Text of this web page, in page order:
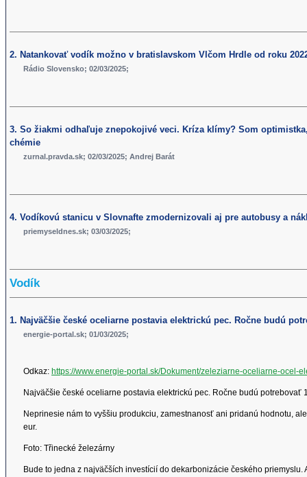
2. Natankovať vodík možno v bratislavskom Vlčom Hrdle od roku
Rádio Slovensko; 02/03/2025;
3. So žiakmi odhaľuje znepokojivé veci. Kríza klímy? Som
chémie
zurnal.pravda.sk; 02/03/2025; Andrej Barát
4. Vodíkovú stanicu v Slovnafte zmodernizovali aj pre autobusy a
priemyseldnes.sk; 03/03/2025;
Vodík
1. Najväčšie české oceliarne postavia elektrickú pec. Ročne budú
energie-portal.sk; 01/03/2025;
Odkaz: https://www.energie-portal.sk/Dokument/zeleziarne-oceliarne-ocel-
Najväčšie české oceliarne postavia elektrickú pec. Ročne budú potrebovať
Neprinesie nám to vyššiu produkciu, zamestnanosť ani pridanú hodnotu,
eur.
Foto: Třinecké železárny
Bude to jedna z najväčších investícií do dekarbonizácie českého